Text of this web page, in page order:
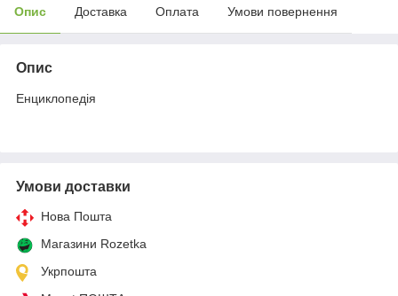
Опис Доставка Оплата Умови повернення
Опис
Енциклопедія
Умови доставки
Нова Пошта
Магазини Rozetka
Укрпошта